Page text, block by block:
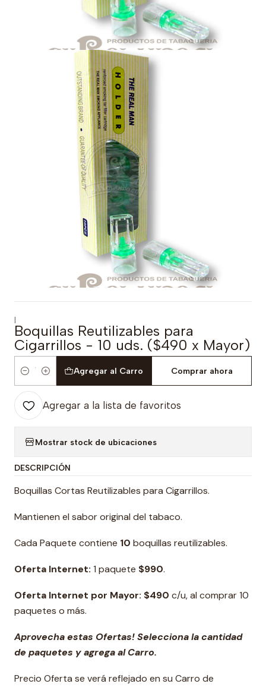
|
Boquillas Reutilizables para
Cigarrillos - 10 uds. ($490 x Mayor)
Cantidad
Agregar al Carro Comprar ahora
Agregar a la lista de favoritos
Mostrar stock de ubicaciones
DESCRIPCIÓN
Boquillas Cortas Reutilizables para Cigarrillos.
Mantienen el sabor original del tabaco.
Cada Paquete contiene 10 boquillas reutilizables.
Oferta Internet: 1 paquete $990.
Oferta Internet por Mayor: $490 c/u, al comprar 10
paquetes o más.
Aprovecha estas Ofertas! Selecciona la cantidad
de paquetes y agrega al Carro.
Precio Oferta se verá reflejado en su Carro de